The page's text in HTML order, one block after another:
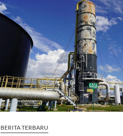
BERITA TERBARU